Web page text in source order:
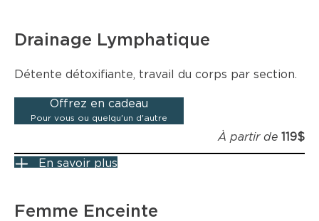
Drainage Lymphatique
Détente détoxifiante, travail du corps par section.
Offrez en cadeau
Pour vous ou quelqu'un d'autre
À partir de 119$
En savoir plus
Femme Enceinte